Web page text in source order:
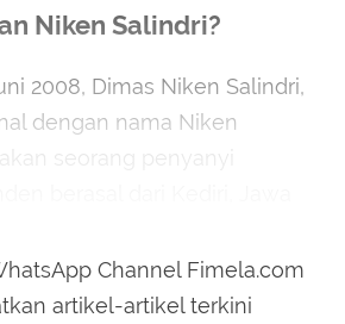
Niken Salindri?
2008, Dimas Niken Salindri,
dengan nama Niken
seorang penyanyi
adalah sebagai Sinden
Channel Fimela.com
artikel-artikel terkini